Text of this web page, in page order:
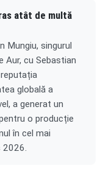
atât de multă
Mungiu, singurul
Aur, cu Sebastian
globală a
a generat un
o producție
în cel mai
2026.